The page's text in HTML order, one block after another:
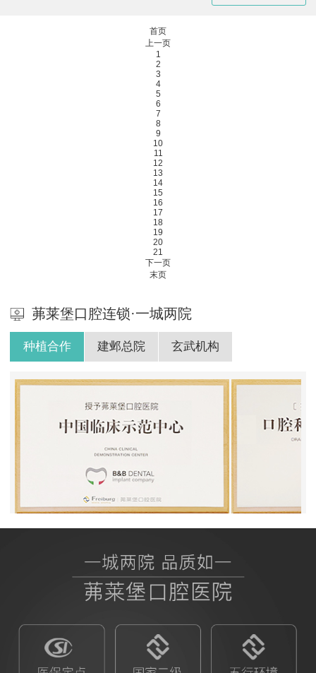
首页
上一页
1
2
3
4
5
6
7
8
9
10
11
12
13
14
15
16
17
18
19
20
21
下一页
末页
茀莱堡口腔连锁·一城两院
种植合作 建邺总院 玄武机构
BB授权茀莱堡口腔医院 ITI授